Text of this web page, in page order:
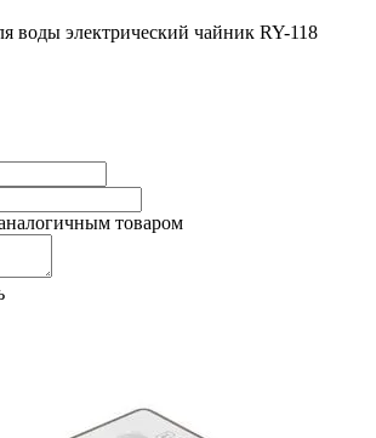
воды электрический чайник RY-118
товаром